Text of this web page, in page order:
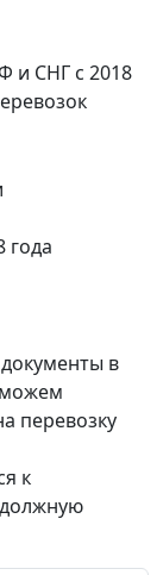
и СНГ с 2018
года
в
перевозку
к